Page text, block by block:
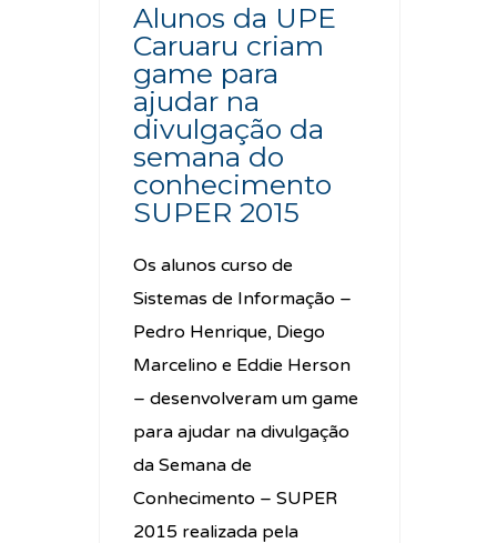
Alunos da UPE
Caruaru criam
game para
ajudar na
divulgação da
semana do
conhecimento
SUPER 2015
Os alunos curso de
Sistemas de Informação –
Pedro Henrique, Diego
Marcelino e Eddie Herson
– desenvolveram um game
para ajudar na divulgação
da Semana de
Conhecimento – SUPER
2015 realizada pela